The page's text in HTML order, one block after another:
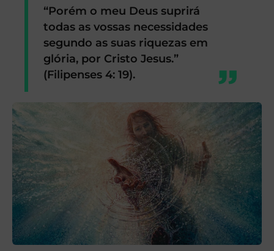
“Porém o meu Deus suprirá
todas as vossas necessidades
segundo as suas riquezas em
glória, por Cristo Jesus.”
(Filipenses 4: 19).